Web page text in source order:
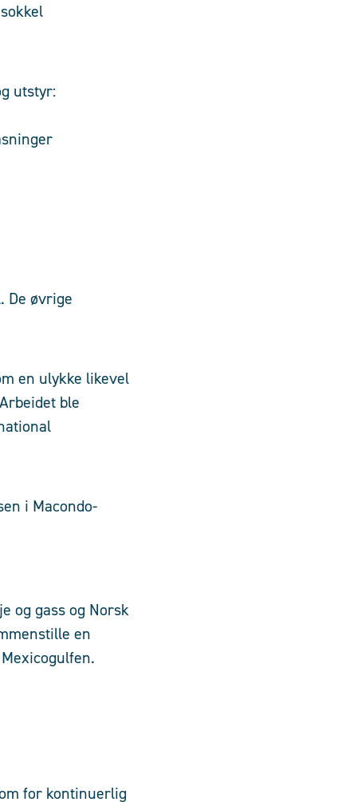
utstyr:
De øvrige
en ulykke likevel
ble
i Macondo-
og gass og Norsk
en
for kontinuerlig